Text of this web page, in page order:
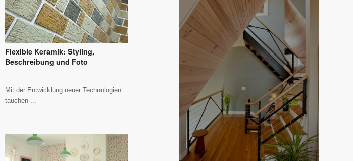
Flexible Keramik: Styling,
Beschreibung und Foto
Mit der Entwicklung neuer Technologien
tauchen ...